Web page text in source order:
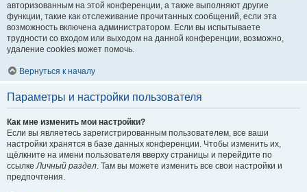
авторизованным на этой конференции, а также выполняют другие
функции, такие как отслеживание прочитанных сообщений, если эта
возможность включена администратором. Если вы испытываете
трудности со входом или выходом на данной конференции, возможно,
удаление cookies может помочь.
Вернуться к началу
Параметры и настройки пользователя
Как мне изменить мои настройки?
Если вы являетесь зарегистрированным пользователем, все ваши
настройки хранятся в базе данных конференции. Чтобы изменить их,
щёлкните на имени пользователя вверху страницы и перейдите по
ссылкеЛичный раздел. Там вы можете изменить все свои настройки и
предпочтения.